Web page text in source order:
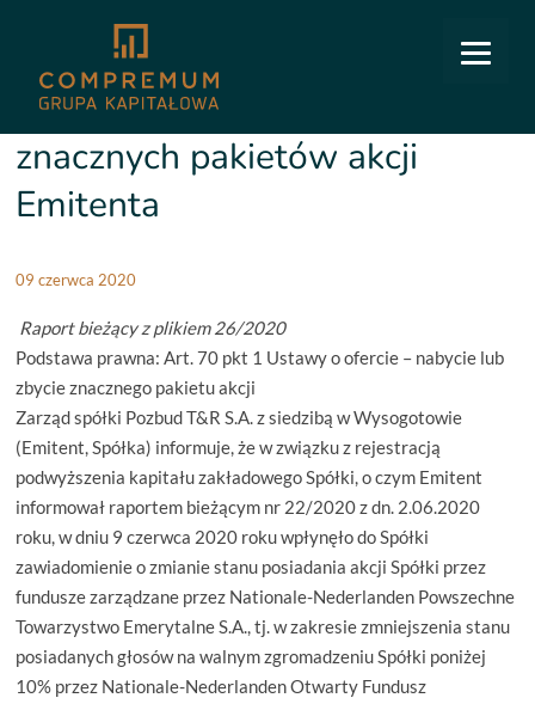
Relacje inwestorskie
znacznych pakietów akcji Emitenta
26/2020 Zmiany dotyczące
znacznych pakietów akcji
Emitenta
09 czerwca 2020
Raport bieżący z plikiem 26/2020
Podstawa prawna: Art. 70 pkt 1 Ustawy o ofercie – nabycie lub
zbycie znacznego pakietu akcji
Zarząd spółki Pozbud T&R S.A. z siedzibą w Wysogotowie
(Emitent, Spółka) informuje, że w związku z rejestracją
podwyższenia kapitału zakładowego Spółki, o czym Emitent
informował raportem bieżącym nr 22/2020 z dn. 2.06.2020
roku, w dniu 9 czerwca 2020 roku wpłynęło do Spółki
zawiadomienie o zmianie stanu posiadania akcji Spółki przez
fundusze zarządzane przez Nationale-Nederlanden Powszechne
Towarzystwo Emerytalne S.A., tj. w zakresie zmniejszenia stanu
posiadanych głosów na walnym zgromadzeniu Spółki poniżej
10% przez Nationale-Nederlanden Otwarty Fundusz